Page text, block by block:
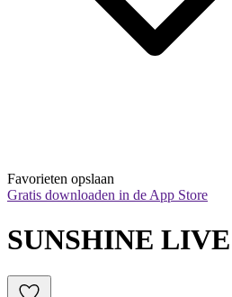
Favorieten opslaan
Gratis downloaden in de App Store
SUNSHINE